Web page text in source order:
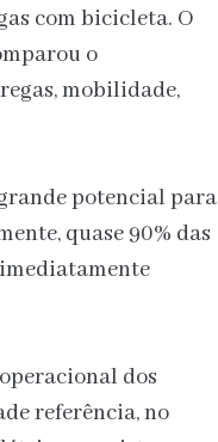
com bicicleta. O
o
mobilidade,
potencial para
quase 90% das
dos
referência, no